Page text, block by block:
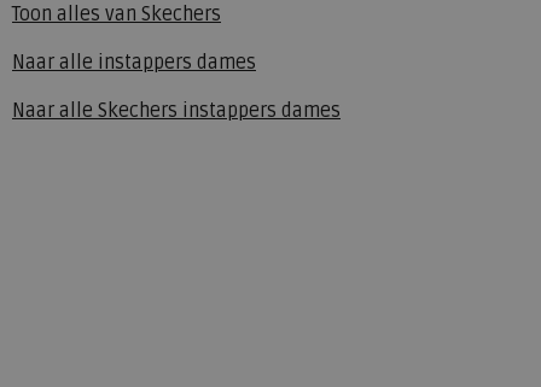
Toon alles van Skechers
Naar alle instappers dames
Naar alle Skechers instappers dames